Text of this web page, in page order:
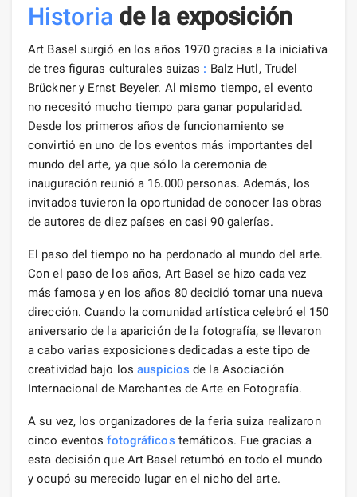
Historia de la exposición
Art Basel surgió en los años 1970 gracias a la iniciativa
de tres figuras culturales suizas : Balz Hutl, Trudel
Brückner y Ernst Beyeler. Al mismo tiempo, el evento
no necesitó mucho tiempo para ganar popularidad.
Desde los primeros años de funcionamiento se
convirtió en uno de los eventos más importantes del
mundo del arte, ya que sólo la ceremonia de
inauguración reunió a 16.000 personas. Además, los
invitados tuvieron la oportunidad de conocer las obras
de autores de diez países en casi 90 galerías.
El paso del tiempo no ha perdonado al mundo del arte.
Con el paso de los años, Art Basel se hizo cada vez
más famosa y en los años 80 decidió tomar una nueva
dirección. Cuando la comunidad artística celebró el 150
aniversario de la aparición de la fotografía, se llevaron
a cabo varias exposiciones dedicadas a este tipo de
creatividad bajo losauspicios de la Asociación
Internacional de Marchantes de Arte en Fotografía.
A su vez, los organizadores de la feria suiza realizaron
cinco eventosfotográficos temáticos. Fue gracias a
esta decisión que Art Basel retumbó en todo el mundo
y ocupó su merecido lugar en el nicho del arte.